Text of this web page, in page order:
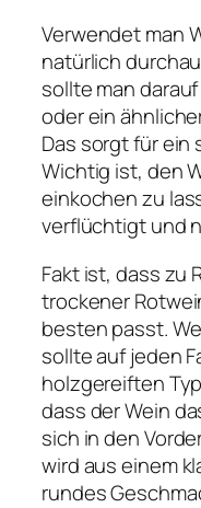
Verwendet man
natürlich
sollte man
oder ein
Das sorgt für ein
Wichtig ist, den
einkochen zu
verflüchtigt und
Fakt ist, dass zu
trockener
besten passt.
sollte auf jeden
holzgereiften
dass der Wein
sich in den
wird aus einem
rundes